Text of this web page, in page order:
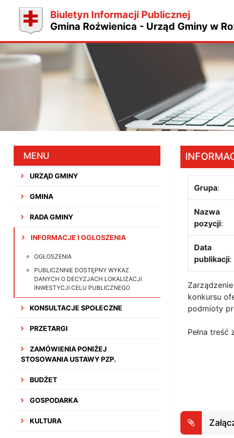
Biuletyn Informacji Publicznej
Gmina Roźwienica - Urząd Gminy w
MENU
URZĄD GMINY
GMINA
RADA GMINY
INFORMACJE I OGŁOSZENIA
OGŁOSZENIA
PUBLICZNNIE DOSTĘPNY WYKAZ
DANYCH O DECYZJACH LOKALIZACJI
INWESTYCJI CELU PUBLICZNEGO
KONSULTACJE SPOŁECZNE
PRZETARGI
ZAMÓWIENIA PONIŻEJ
STOSOWANIA USTAWY PZP.
BUDŻET
GOSPODARKA
KULTURA
Grupa:
Nazwa
pozycji:
Data
publikacji:
konkursu
podmioty
Pełna treść